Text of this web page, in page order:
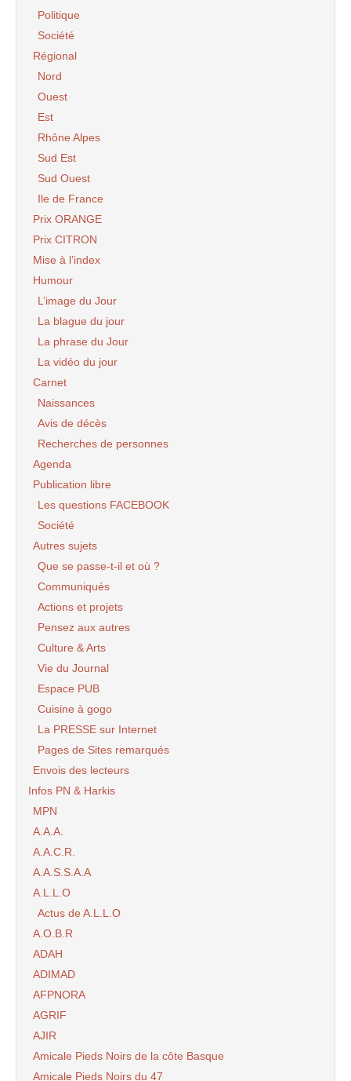
Politique
Société
Régional
Nord
Ouest
Est
Rhône Alpes
Sud Est
Sud Ouest
Ile de France
Prix ORANGE
Prix CITRON
Mise à l’index
Humour
L’image du Jour
La blague du jour
La phrase du Jour
La vidéo du jour
Carnet
Naissances
Avis de décès
Recherches de personnes
Agenda
Publication libre
Les questions FACEBOOK
Société
Autres sujets
Que se passe-t-il et où ?
Communiqués
Actions et projets
Pensez aux autres
Culture & Arts
Vie du Journal
Espace PUB
Cuisine à gogo
La PRESSE sur Internet
Pages de Sites remarqués
Envois des lecteurs
Infos PN & Harkis
MPN
A.A.A.
A.A.C.R.
A.A.S.S.A.A
A.L.L.O
Actus de A.L.L.O
A.O.B.R
ADAH
ADIMAD
AFPNORA
AGRIF
AJIR
Amicale Pieds Noirs de la côte Basque
Amicale Pieds Noirs du 47